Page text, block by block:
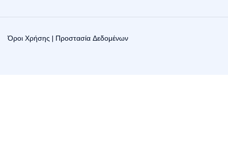
Όροι Χρήσης | Προστασία Δεδομένων